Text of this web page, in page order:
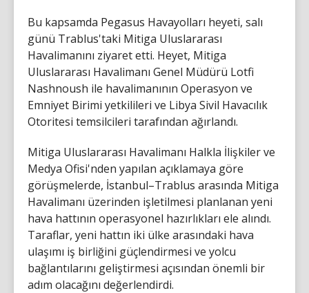
Bu kapsamda Pegasus Havayolları heyeti, salı
günü Trablus'taki Mitiga Uluslararası
Havalimanını ziyaret etti. Heyet, Mitiga
Uluslararası Havalimanı Genel Müdürü Lotfi
Nashnoush ile havalimanının Operasyon ve
Emniyet Birimi yetkilileri ve Libya Sivil Havacılık
Otoritesi temsilcileri tarafından ağırlandı.
Mitiga Uluslararası Havalimanı Halkla İlişkiler ve
Medya Ofisi'nden yapılan açıklamaya göre
görüşmelerde, İstanbul–Trablus arasında Mitiga
Havalimanı üzerinden işletilmesi planlanan yeni
hava hattının operasyonel hazırlıkları ele alındı.
Taraflar, yeni hattın iki ülke arasındaki hava
ulaşımı iş birliğini güçlendirmesi ve yolcu
bağlantılarını geliştirmesi açısından önemli bir
adım olacağını değerlendirdi.